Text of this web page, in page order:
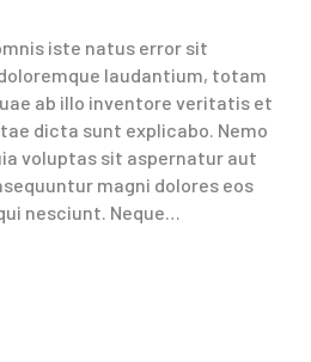
iste natus error sit
laudantium, totam
ab illo inventore veritatis et
dicta sunt explicabo. Nemo
voluptas sit aspernatur aut
magni dolores eos
nesciunt. Neque…